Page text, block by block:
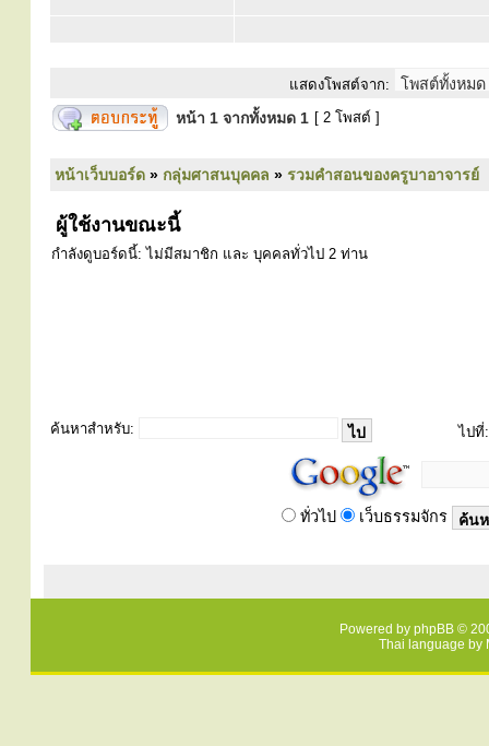
แสดงโพสต์จาก:
หน้า 1 จากทั้งหมด 1 [ 2 โพสต์ ]
หน้าเว็บบอร์ด » กลุ่มศาสนบุคคล » รวมคำสอนของครูบาอาจารย์
ผู้ใช้งานขณะนี้
กำลังดูบอร์ดนี้: ไม่มีสมาชิก และ บุคคลทั่วไป 2 ท่าน
ค้นหาสำหรับ: ไปที่:
ทั่วไป เว็บธรรมจักร
Powered by phpBB ©
Thai language by